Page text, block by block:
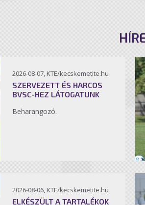
2026-08-07, KTE/kecskemetite.hu
SZERVEZETT ÉS HARCOS
BVSC-HEZ LÁTOGATUNK
Beharangozó.
2026-08-06, KTE/kecskemetite.hu
ELKÉSZÜLT A TARTALÉKOK